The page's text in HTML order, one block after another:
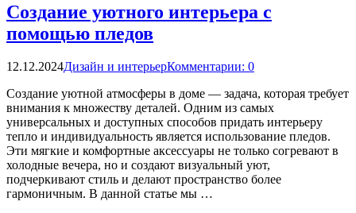
Создание уютного интерьера с
помощью пледов
12.12.2024Дизайн и интерьерКомментарии: 0
Создание уютной атмосферы в доме — задача, которая требует
внимания к множеству деталей. Одним из самых
универсальных и доступных способов придать интерьеру
тепло и индивидуальность является использование пледов.
Эти мягкие и комфортные аксессуары не только согревают в
холодные вечера, но и создают визуальный уют,
подчеркивают стиль и делают пространство более
гармоничным. В данной статье мы …